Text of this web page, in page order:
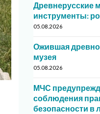
Древнерусские
инструменты:
05.08.2026
Ожившая
музея
05.08.2026
МЧС
соблюдения
безопасности в